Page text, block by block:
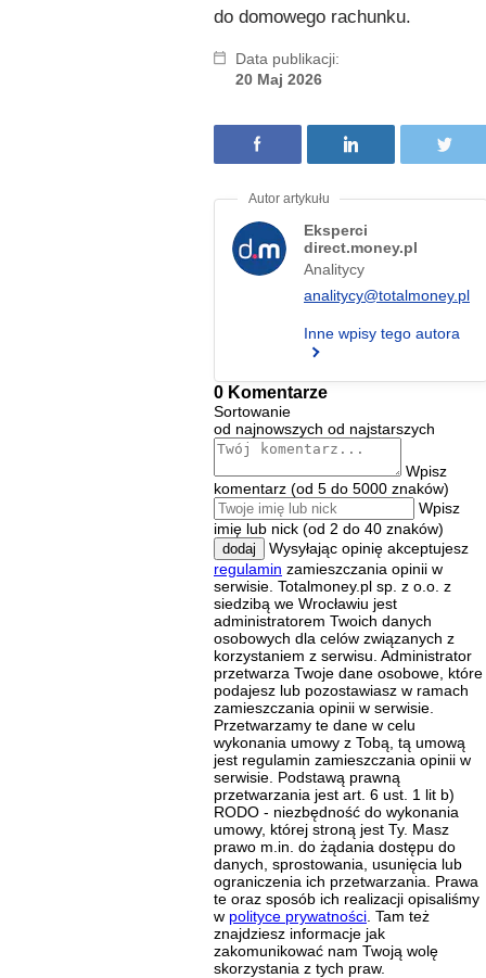
do domowego rachunku.
Data publikacji:
20 Maj 2026
Eksperci
direct.money.pl
Analitycy
analitycy@totalmoney.pl
Inne wpisy tego autora
0 Komentarze
Sortowanie
od najnowszych od najstarszych
Wpisz
komentarz (od 5 do 5000 znaków)
Wpisz
imię lub nick (od 2 do 40 znaków)
dodaj
Wysyłając opinię akceptujesz
regulamin zamieszczania opinii w
serwisie. Totalmoney.pl sp. z o.o. z
siedzibą we Wrocławiu jest
administratorem Twoich danych
osobowych dla celów związanych z
korzystaniem z serwisu. Administrator
przetwarza Twoje dane osobowe, które
podajesz lub pozostawiasz w ramach
zamieszczania opinii w serwisie.
Przetwarzamy te dane w celu
wykonania umowy z Tobą, tą umową
jest regulamin zamieszczania opinii w
serwisie. Podstawą prawną
przetwarzania jest art. 6 ust. 1 lit b)
RODO - niezbędność do wykonania
umowy, której stroną jest Ty. Masz
prawo m.in. do żądania dostępu do
danych, sprostowania, usunięcia lub
ograniczenia ich przetwarzania. Prawa
te oraz sposób ich realizacji opisaliśmy
w polityce prywatności . Tam też
znajdziesz informacje jak
zakomunikować nam Twoją wolę
skorzystania z tych praw.